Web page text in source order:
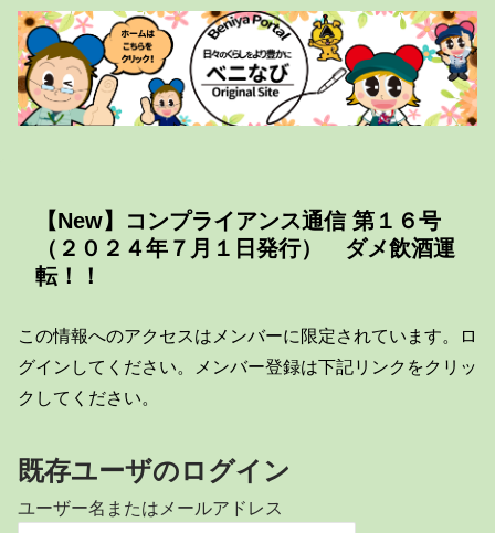
【New】コンプライアンス通信 第１６号
（２０２４年７月１日発行） ダメ飲酒運
転！！
この情報へのアクセスはメンバーに限定されています。ロ
グインしてください。メンバー登録は下記リンクをクリッ
クしてください。
既存ユーザのログイン
ユーザー名またはメールアドレス